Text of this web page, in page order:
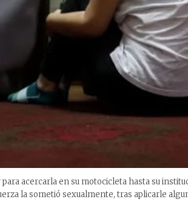
acercarla en su motocicleta hasta su
la sometió sexualmente, tras aplicarle